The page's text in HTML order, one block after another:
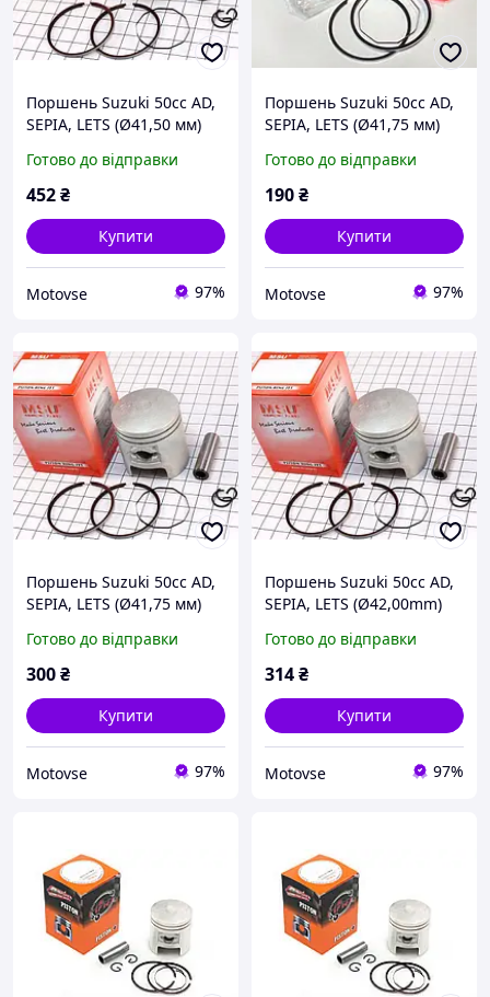
Поршень Suzuki 50cc AD,
SEPIA, LETS (Ø41,50 мм)
Готово до відправки
452₴
Купити
Motovse 97%
Поршень Suzuki 50cc AD,
SEPIA, LETS (Ø41,75 мм)
Готово до відправки
190₴
Купити
Motovse 97%
Поршень Suzuki 50cc AD,
SEPIA, LETS (Ø41,75 мм)
Готово до відправки
300₴
Купити
Motovse 97%
Поршень Suzuki 50cc AD,
SEPIA, LETS (Ø42,00mm)
Готово до відправки
314₴
Купити
Motovse 97%